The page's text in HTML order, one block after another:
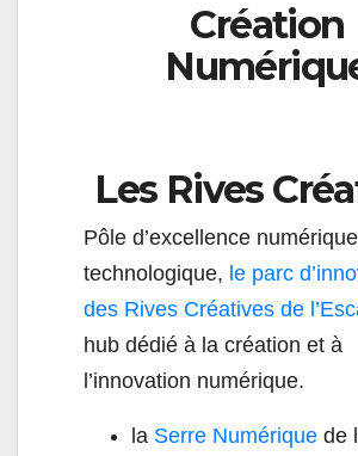
Création
Les Rives
Pôle d’excellence
technologique, le parc
des Rives Créatives de
hub dédié à la création et à
l’innovation numérique.
la Serre Numérique de